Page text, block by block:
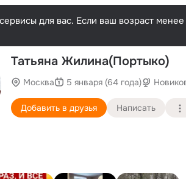
для вас. Если ваш возраст
Татьяна Жилина(Портыко)
Москва 5 января (64 года)
Добавить в друзья Написать